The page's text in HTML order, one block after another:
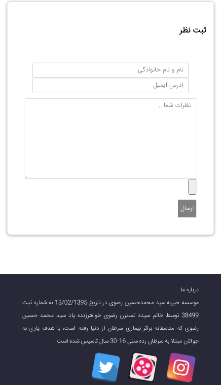
ثبت نظر
ارسال
درباره ما
موسسه خیریه سید محمدحسین رضوی در تاریخ 13/02/1395 به شماره ثبت
38499 توسط خانم سیده نسترن رضوی خواهرزنده یاد سید محمد حسین
رضوی که متاسفانه براثر بیماری سرطان از دنیا رفته است، با هدف یاری به
جوانان مبتلا به سرطان رده سنی 16-30 سال تاسیس شده است.